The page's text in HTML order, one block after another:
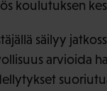
koulutuksen
säilyy
arvioida